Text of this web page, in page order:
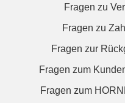
Fragen zu
Fragen zu
Fragen zur
Fragen zum
Fragen zum